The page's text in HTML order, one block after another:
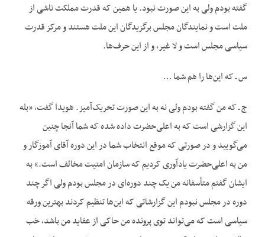
گفته بودم ولی به این صورت نبود. یا همین که قدرت مملکت ناشی از
ملت است و نمایندگان مجلس برگزیدگان این ملت هستند و مرکز قدرت
سیاسی مجلس است و لا غیر، و از این حرف‌ها.
س ـ که این‌‌ها را هم شما …
ج ـ که من گفته بودم ولی نه به این صورت تحریک‌آمیز. هویدا گفت، «بله
این گزارشی است که به اعلی‌حضرت داده شده که شما آنجا چنین
می‌گویید و در صورتی که موقع انتخاب شما در این دوره آقای آموزگار و
من به اعلی‌حضرت یادآوری کردیم که سازمان امنیت مخالف است.» به
ایشان گفتم متأسفانه من یک چند دوره‌ای در مجلس بودم ولی اگر چند
دوره در مجلس نبودم این گزارشاتی که این‌‌ها تنظیم کردند بهترین ورقه
سیاسی است که می‌تواند توی پرونده من حاکی از عقاید من باشد، خب